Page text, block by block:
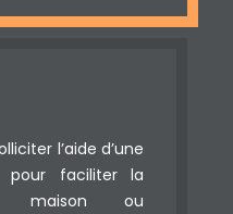
l’aide d’une
pour faciliter la
maison ou